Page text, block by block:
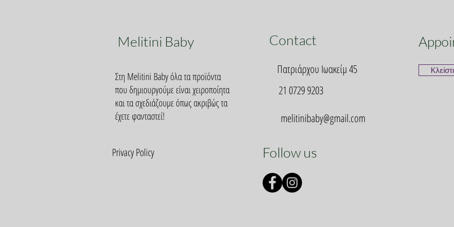
Melitini Baby Contact
Στη Melitini Baby όλα τα προϊόντα
που δημιουργούμε είναι χειροποίητα
και τα σχεδιάζουμε όπως ακριβώς τα
έχετε φανταστεί!
Πατριάρχου Ιωακείμ 45
21 0729 9203
melitinibaby@gmail.com
Follow us
Privacy Policy